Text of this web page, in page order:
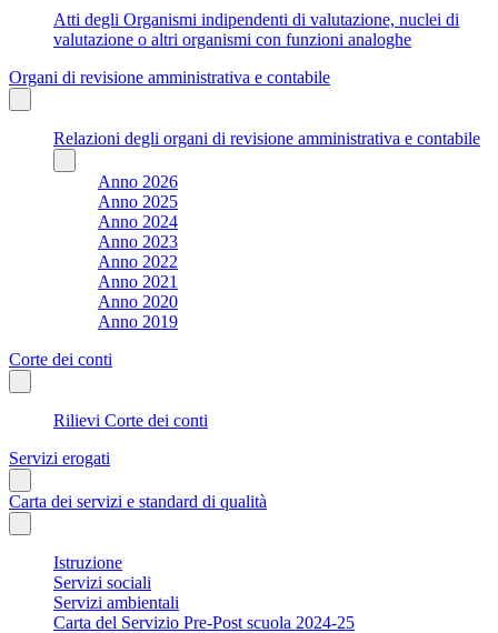
Atti degli Organismi indipendenti di valutazione, nuclei di
valutazione o altri organismi con funzioni analoghe
Organi di revisione amministrativa e contabile
Relazioni degli organi di revisione amministrativa e contabile
Anno 2026
Anno 2025
Anno 2024
Anno 2023
Anno 2022
Anno 2021
Anno 2020
Anno 2019
Corte dei conti
Rilievi Corte dei conti
Servizi erogati
Carta dei servizi e standard di qualità
Istruzione
Servizi sociali
Servizi ambientali
Carta del Servizio Pre-Post scuola 2024-25